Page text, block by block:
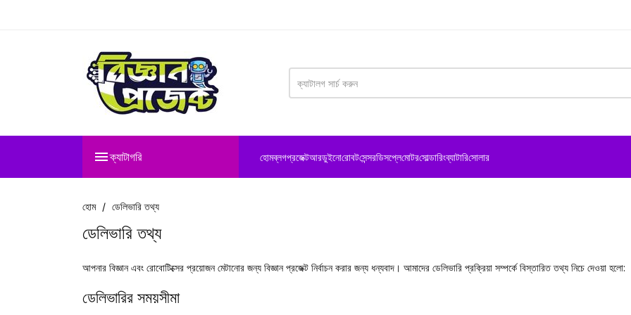
ক্যাটাগরি হোমব্লগপ্রজেক্টআরডুইনোরোবটসেন্সরডিসপ্লেমোটরসোল্ডারিংব্যাটারিসোলার
হোম ডেলিভারি তথ্য
ডেলিভারি তথ্য
আপনার বিজ্ঞান এবং রোবোটিক্সের প্রয়োজন মেটানোর জন্য বিজ্ঞান প্রজেক্ট নির্বাচন করার জন্য ধন্যবাদ। আমাদের ডেলিভারি প্রক্রিয়া সম্পর্কে বিস্তারিত তথ্য নিচে দেওয়া হলো:
ডেলিভারির সময়সীমা